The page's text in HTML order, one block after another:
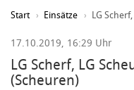
Start Einsätze LG
17.10.2019, 16:29 Uhr
LG Scherf, LG
(Scheuren)